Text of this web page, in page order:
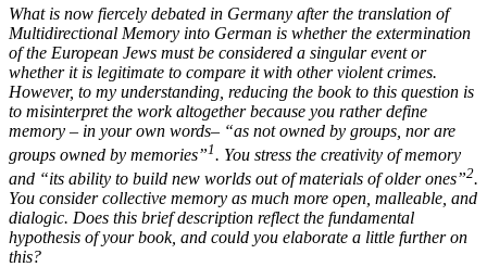
What is now fiercely debated in Germany after the translation of
Multidirectional Memory into German is whether the extermination
of the European Jews must be considered a singular event or
whether it is legitimate to compare it with other violent crimes.
However, to my understanding, reducing the book to this question is
to misinterpret the work altogether because you rather define
memory – in your own words– “as not owned by groups, nor are
groups owned by memories”1. You stress the creativity of memory
and “its ability to build new worlds out of materials of older ones”2.
You consider collective memory as much more open, malleable, and
dialogic. Does this brief description reflect the fundamental
hypothesis of your book, and could you elaborate a little further on
this?